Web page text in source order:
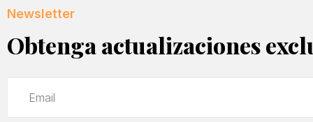
Newsletter
Obtenga actualizaciones